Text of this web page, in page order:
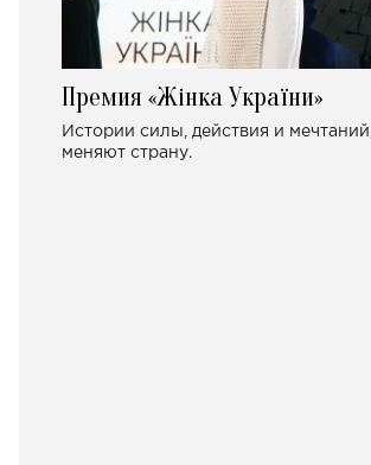
Премия «Жінка України»
Истории силы, действия и
меняют страну.